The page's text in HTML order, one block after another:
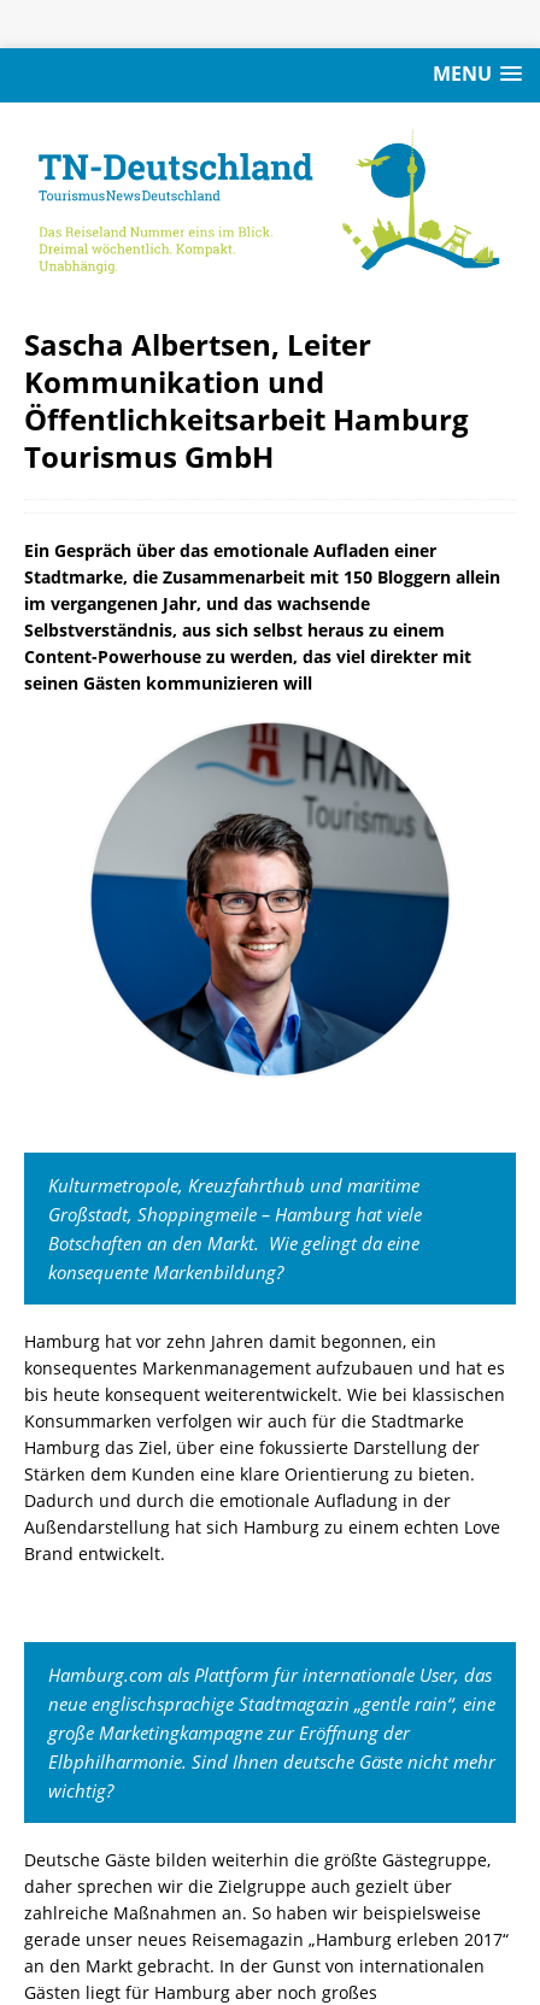
MENU
Sascha Albertsen, Leiter
Kommunikation und
Öffentlichkeitsarbeit Hamburg
Tourismus GmbH
Ein Gespräch über das emotionale Aufladen einer
Stadtmarke, die Zusammenarbeit mit 150 Bloggern allein
im vergangenen Jahr, und das wachsende
Selbstverständnis, aus sich selbst heraus zu einem
Content-Powerhouse zu werden, das viel direkter mit
seinen Gästen kommunizieren will
Kulturmetropole, Kreuzfahrthub und maritime
Großstadt, Shoppingmeile – Hamburg hat viele
Botschaften an den Markt. Wie gelingt da eine
konsequente Markenbildung?
Hamburg hat vor zehn Jahren damit begonnen, ein
konsequentes Markenmanagement aufzubauen und hat es
bis heute konsequent weiterentwickelt. Wie bei klassischen
Konsummarken verfolgen wir auch für die Stadtmarke
Hamburg das Ziel, über eine fokussierte Darstellung der
Stärken dem Kunden eine klare Orientierung zu bieten.
Dadurch und durch die emotionale Aufladung in der
Außendarstellung hat sich Hamburg zu einem echten Love
Brand entwickelt.
Hamburg.com als Plattform für internationale User, das
neue englischsprachige Stadtmagazin „gentle rain“, eine
große Marketingkampagne zur Eröffnung der
Elbphilharmonie. Sind Ihnen deutsche Gäste nicht mehr
wichtig?
Deutsche Gäste bilden weiterhin die größte Gästegruppe,
daher sprechen wir die Zielgruppe auch gezielt über
zahlreiche Maßnahmen an. So haben wir beispielsweise
gerade unser neues Reisemagazin „Hamburg erleben 2017“
an den Markt gebracht. In der Gunst von internationalen
Gästen liegt für Hamburg aber noch großes